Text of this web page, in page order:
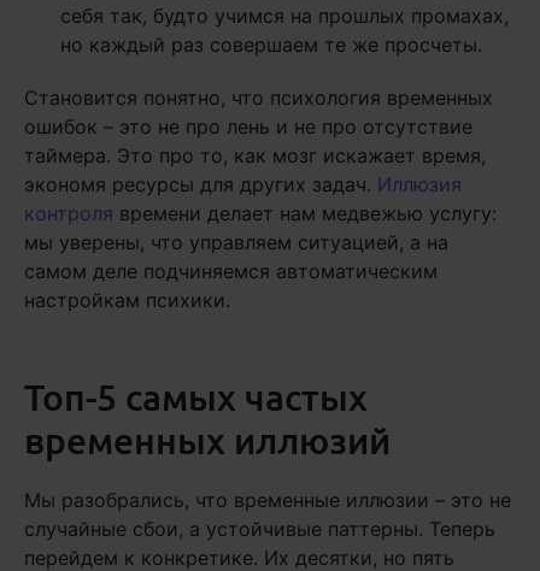
себя так, будто учимся на прошлых промахах,
но каждый раз совершаем те же просчеты.
Становится понятно, что психология временных
ошибок – это не про лень и не про отсутствие
таймера. Это про то, как мозг искажает время,
экономя ресурсы для других задач. Иллюзия
контроля времени делает нам медвежью услугу:
мы уверены, что управляем ситуацией, а на
самом деле подчиняемся автоматическим
настройкам психики.
Топ-5 самых частых
временных иллюзий
Мы разобрались, что временные иллюзии – это не
случайные сбои, а устойчивые паттерны. Теперь
перейдем к конкретике. Их десятки, но пять